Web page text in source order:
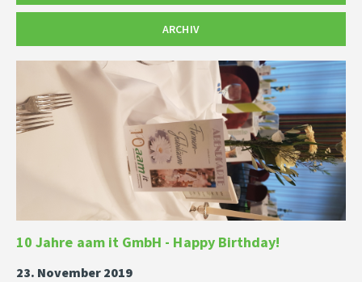
ARCHIV
10 Jahre aam it GmbH - Happy Birthday!
23. November 2019